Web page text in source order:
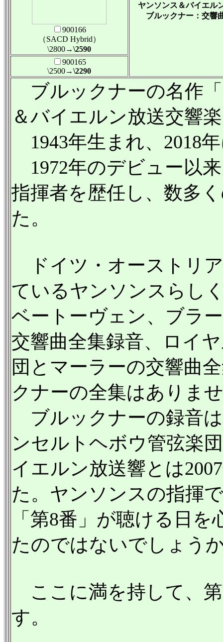
900166
（SACD Hybrid）
\2800→\2590
ヤンソンス＆バイエル
ブルックナー：交響曲
900165
\2500→\2290
ブルックナーの名作
＆バイエルン放送交響
1943年生まれ、2018
1972年のデビュー以
指揮者を歴任し、数多
た。
ドイツ・オーストリ
ているヤンソンスらし
ベートーヴェン、ブラ
交響曲全集録音、ロイ
団とマーラーの交響曲
クナーの全集はありま
ブルックナーの録音
ンセルトヘボウ管弦楽
イエルン放送響とは
た。ヤンソンスの指揮
「第8番」が聴ける日
たのではないでしょう
ここに満を持して、
す。